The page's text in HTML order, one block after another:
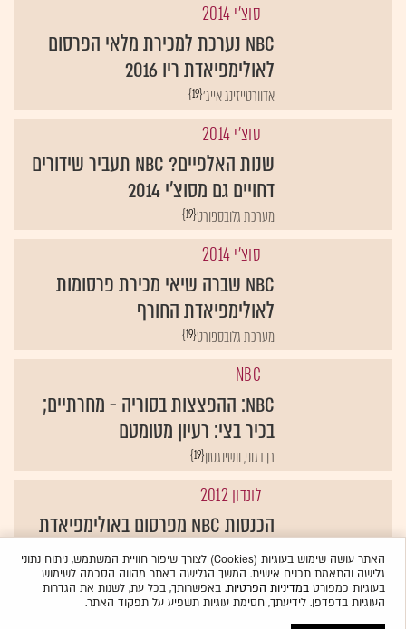
סוצ'י 2014
NBC נערכת למכירת מלאי הפרסום
לאולימפיאדת ריו 2016
{19}אדוורטייזינג אייג'
סוצ'י 2014
שנות האלפיים? NBC תעביר שידורים
דחויים גם מסוצ'י 2014
{19}מערכת גלובספורט
סוצ'י 2014
NBC שברה שיאי מכירת פרסומות
לאולימפיאדת החורף
{19}מערכת גלובספורט
NBC
NBC: ההפצצות בסוריה - מחרתיים;
בכיר בצי: רעיון מטומטם
{19}רן דגוני, וושינגטון
לונדון 2012
הכנסות NBC מפרסום באולימפיאדת
החורף 2014: 800 מיליון דולר
{19}אדוורטייזינג אייג'
האתר עושה שימוש בעוגיות (Cookies) לצורך שיפור חוויית המשתמש, ניתוח נתוני
גלישה והתאמת תכנים אישית. המשך הגלישה באתר מהווה הסכמה לשימוש
בעוגיות כמפורטבמדיניות הפרטיות. באפשרותך, בכל עת, לשנות את הגדרות
העוגיות בדפדפן. לידיעתך, חסימת עוגיות תשפיע על תפקוד האתר.